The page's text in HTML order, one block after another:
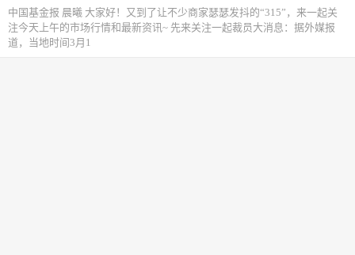
中国基金报 晨曦 大家好！又到了让不少商家瑟瑟发抖的“315”，来一起关
注今天上午的市场行情和最新资讯~ 先来关注一起裁员大消息：据外媒报
道，当地时间3月1